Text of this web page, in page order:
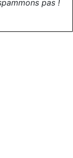
pas !